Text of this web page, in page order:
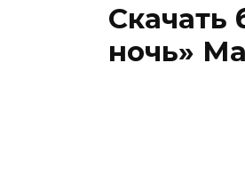
Скачать
ночь»